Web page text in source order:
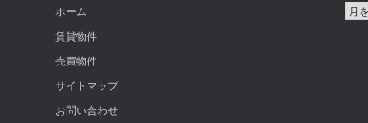
ホーム
賃貸物件
売買物件
サイトマップ
お問い合わせ
ア